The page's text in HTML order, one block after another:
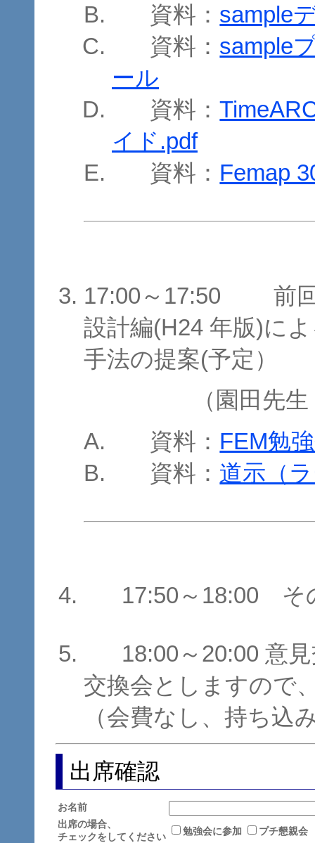
資料： sample
資料： sample
ール
資料：
イド.pdf
資料： Femap
17:00～17:50 前回
設計編(H24 年版)に
手法の提案(予定）
（園田先
資料： FEM勉
資料： 道示（
17:50～18:00 そ
18:00～20:00 意
交換会としますので
（会費なし、持ち込
出席確認
お名前
出席の場合、
チェックをしてください
勉強会に参加 プチ懇親会